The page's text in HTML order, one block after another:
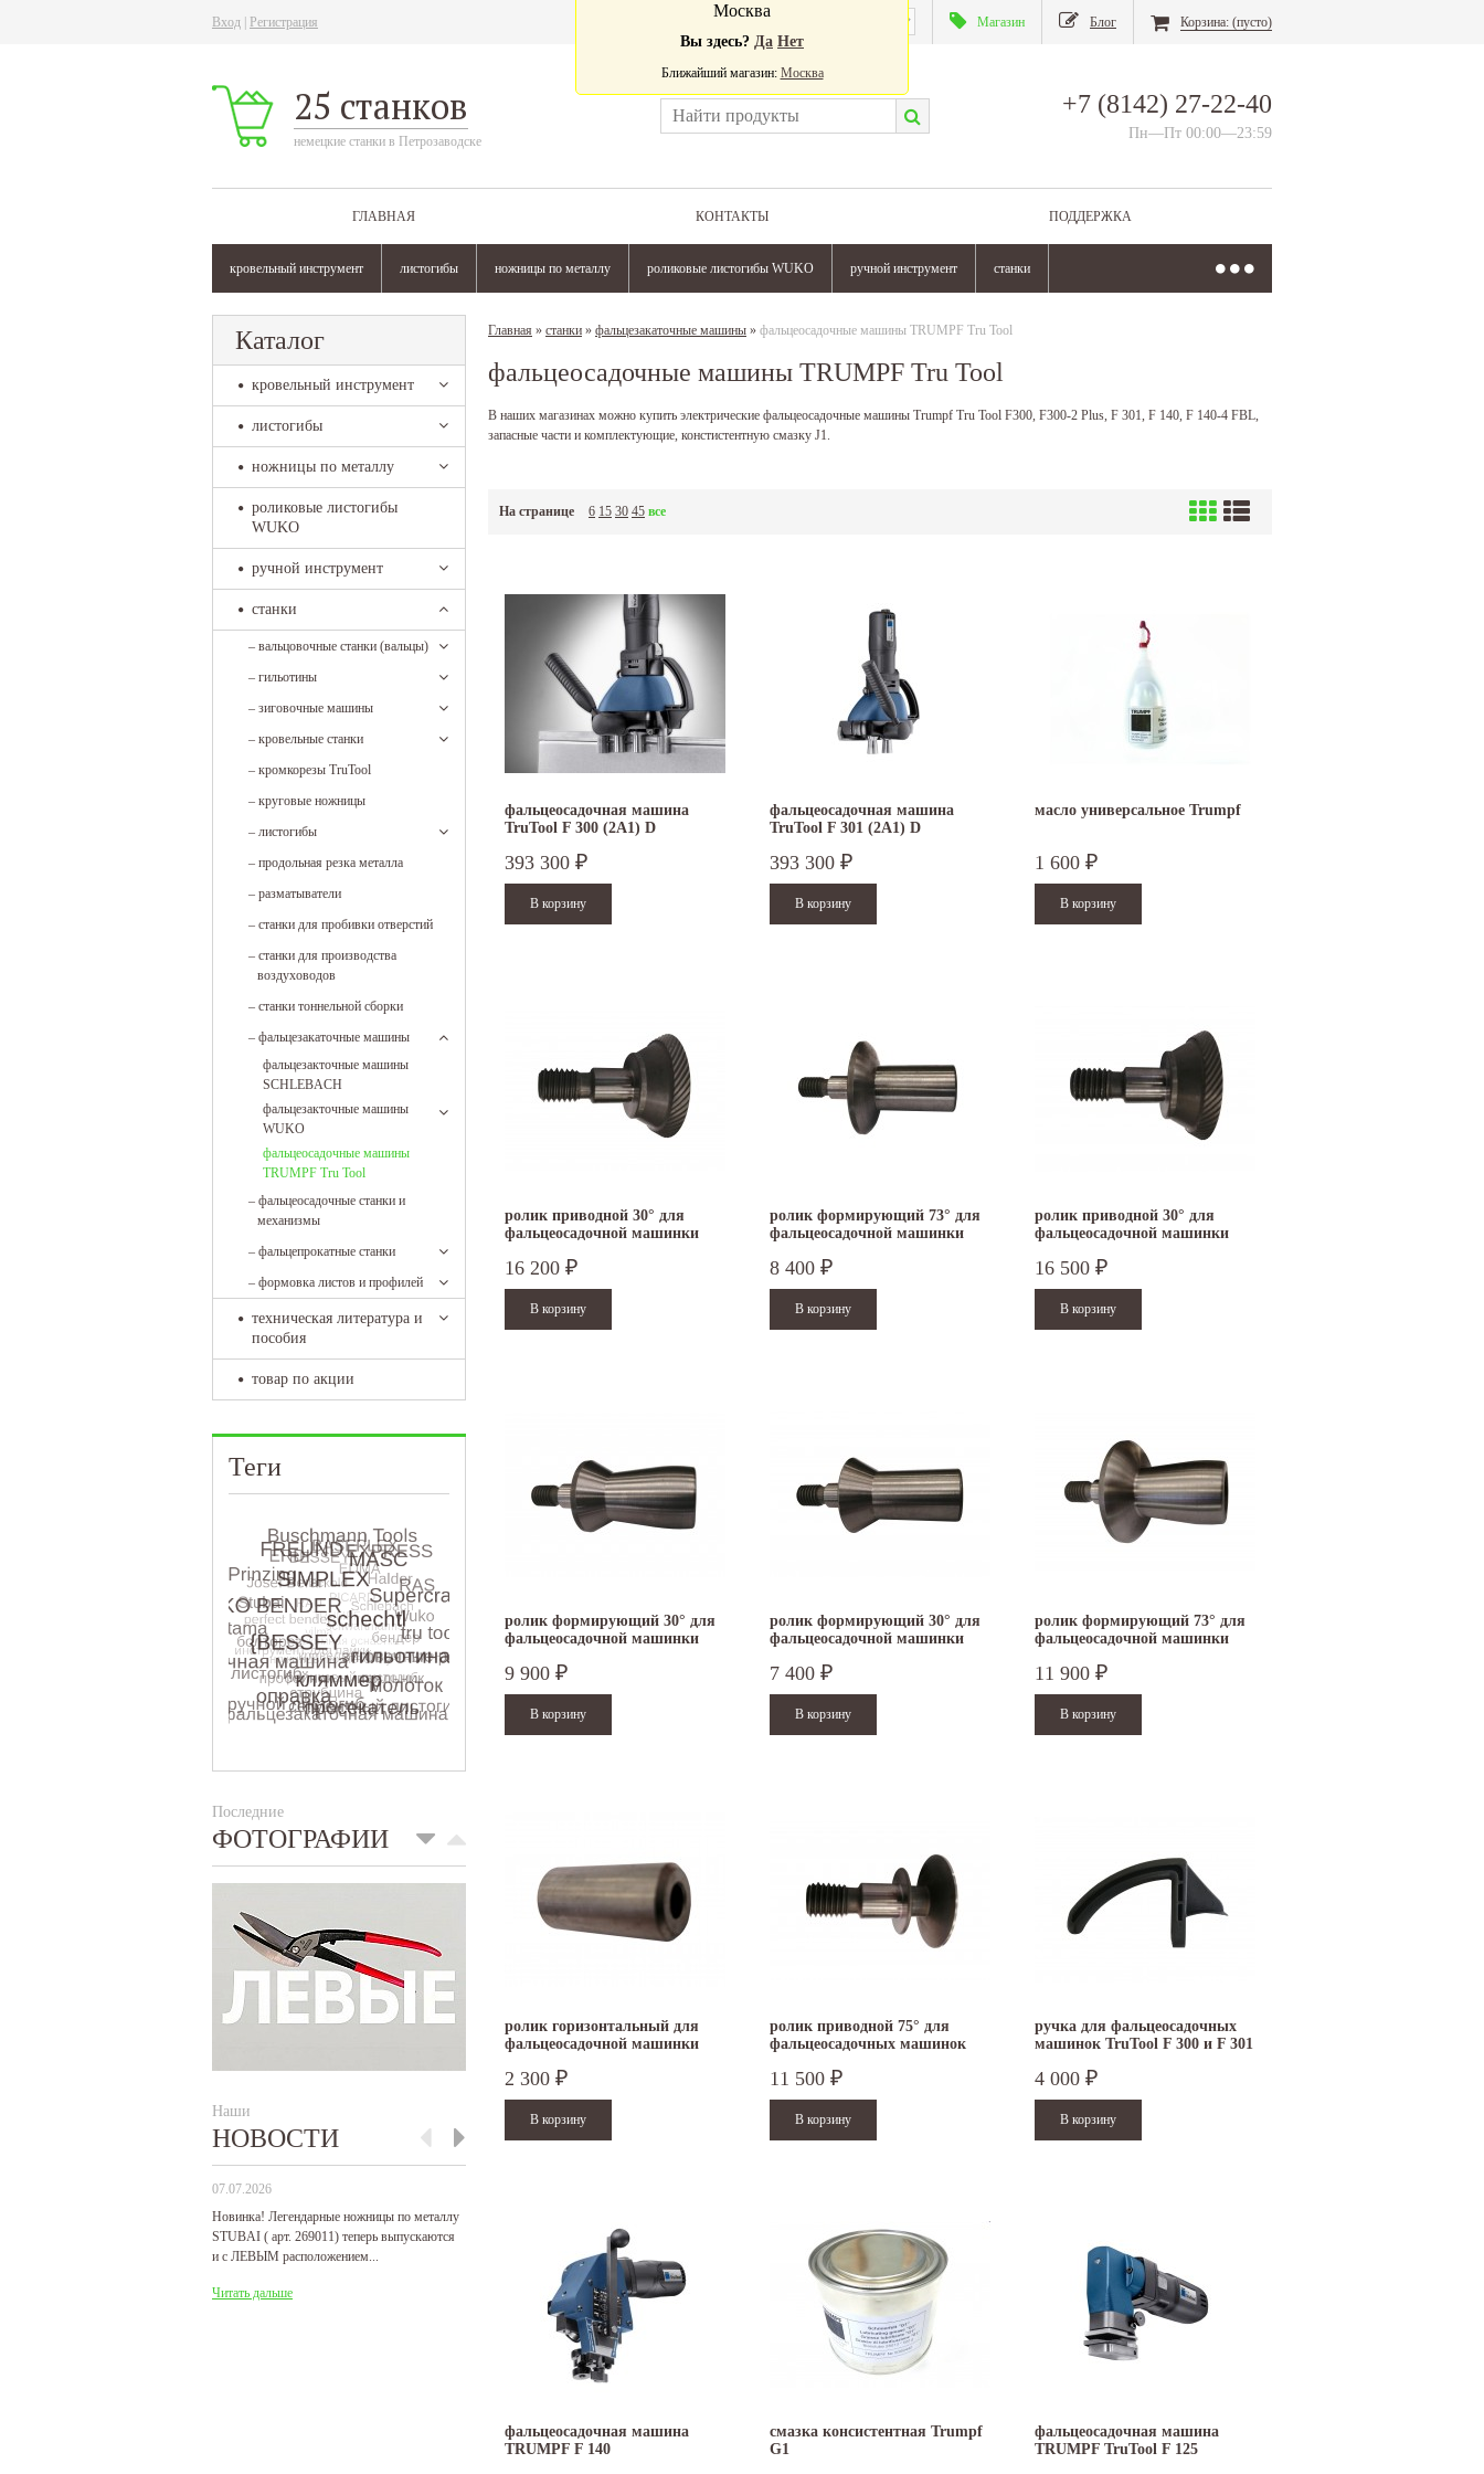
Вход Регистрация Магазин Блог Корзина: (пусто)
25 станков
немецкие станки в Петрозаводске
+7 (8142) 27-22-40
Пн—Пт 00:00—23:59
ГЛАВНАЯ КОНТАКТЫ ПОДДЕРЖКА
кровельный инструмент листогибы ножницы по металлу роликовые листогибы WUKO ручной инструмент станки
Москва
Вы здесь? Да Нет
Ближайший магазин: Москва
Каталог
кровельный инструмент
листогибы
ножницы по металлу
роликовые листогибы
WUKO
ручной инструмент
станки
– вальцовочные станки (вальцы)
– гильотины
– зиговочные машины
– кровельные станки
– кромкорезы TruTool
– круговые ножницы
– листогибы
– продольная резка металла
– разматыватели
– станки для пробивки отверстий
– станки для производства
воздуховодов
– станки тоннельной сборки
– фальцезакаточные машины
фальцезакточные машины
SCHLEBACH
фальцезакточные машины
WUKO
фальцеосадочные машины
TRUMPF Tru Tool
– фальцеосадочные станки и
механизмы
– фальцепрокатные станки
– формовка листов и профилей
техническая литература и
пособия
товар по акции
Теги
Последние
ФОТОГРАФИИ
Наши
НОВОСТИ
07.07.2026
Новинка! Легендарные ножницы по металлу
STUBAI ( арт. 269011) теперь выпускаются
и с ЛЕВЫМ расположением...
Читать дальше
праздники 2025 - 2026 г.: г. Москва: 29, 30
декабря - работаем в обычном...
Читать дальше
01 по 04 мая - выходные дни с 05 по 07 мая
- работаем в обычном режиме с 08 по 11...
Читать дальше
Читать дальше
Главная » станки » фальцезакаточные машины » фальцеосадочные машины TRUMPF Tru Tool
фальцеосадочные машины TRUMPF Tru Tool
В наших магазинах можно купить электрические фальцеосадочные машины Trumpf Tru Tool F300, F300-2 Plus, F 301, F 140, F 140-4 FBL,
запасные части и комплектующие, констистентную смазку J1.
На странице 6 15 30 45 все
фальцеосадочная машина
TruTool F 300 (2A1) D
393 300 ₽
фальцеосадочная машина
TruTool F 301 (2A1) D
393 300 ₽
масло универсальное Trumpf
1 600 ₽
ролик приводной 30° для
фальцеосадочной машинки
16 200 ₽
ролик формирующий 73° для
фальцеосадочной машинки
8 400 ₽
ролик приводной 30° для
фальцеосадочной машинки
16 500 ₽
ролик формирующий 30° для
фальцеосадочной машинки
9 900 ₽
ролик формирующий 30° для
фальцеосадочной машинки
7 400 ₽
ролик формирующий 73° для
фальцеосадочной машинки
11 900 ₽
ролик горизонтальный для
фальцеосадочной машинки
2 300 ₽
ролик приводной 75° для
фальцеосадочных машинок
11 500 ₽
ручка для фальцеосадочных
машинок TruTool F 300 и F 301
4 000 ₽
фальцеосадочная машина
TRUMPF F 140
смазка консистентная Trumpf
G1
фальцеосадочная машина
TRUMPF TruTool F 125